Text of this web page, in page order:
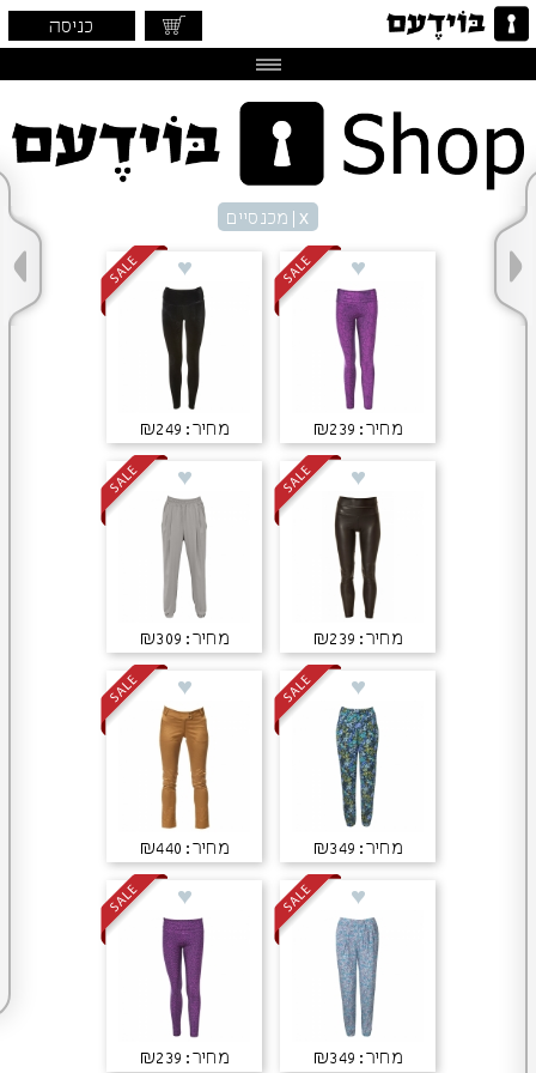
כניסה
x| מכנסיים
מחיר: ₪239 מחיר: ₪249
מחיר: ₪239 מחיר: ₪309
מחיר: ₪349 מחיר: ₪440
מחיר: ₪349 מחיר: ₪239